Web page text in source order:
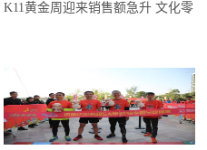
K11黄金周迎来销售额急升 文化零